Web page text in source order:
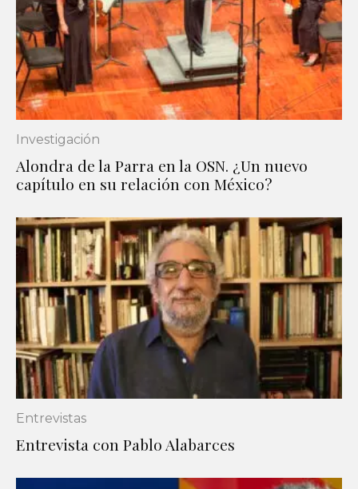
Investigación
Alondra de la Parra en la OSN. ¿Un nuevo
capítulo en su relación con México?
Entrevistas
Entrevista con Pablo Alabarces